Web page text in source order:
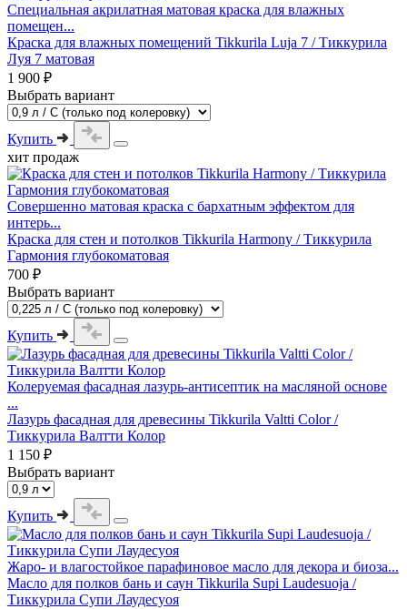
Специальная акрилатная матовая краска для влажных
помещен...
Краска для влажных помещений Tikkurila Luja 7 / Тиккурила
Луя 7 матовая
1 900 ₽
Выбрать вариант
Купить
хит продаж
Совершенно матовая краска с бархатным эффектом для
интерь...
Краска для стен и потолков Tikkurila Harmony / Тиккурила
Гармония глубокоматовая
700 ₽
Выбрать вариант
Купить
Колеруемая фасадная лазурь-антисептик на масляной основе
...
Лазурь фасадная для древесины Tikkurila Valtti Color /
Тиккурила Валтти Колор
1 150 ₽
Выбрать вариант
Купить
Жаро- и влагостойкое парафиновое масло для декора и биоза...
Масло для полков бань и саун Tikkurila Supi Laudesuoja /
Тиккурила Супи Лаудесуоя